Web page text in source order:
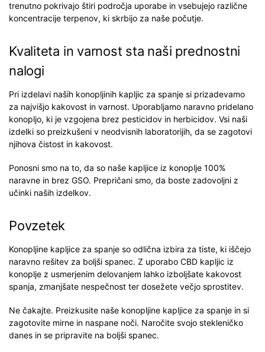
trenutno pokrivajo štiri področja uporabe in vsebujejo različne
koncentracije terpenov, ki skrbijo za naše počutje.
Kvaliteta in varnost sta naši prednostni
nalogi
Pri izdelavi naših konopljinih kapljic za spanje si prizadevamo
za najvišjo kakovost in varnost. Uporabljamo naravno pridelano
konopljo, ki je vzgojena brez pesticidov in herbicidov. Vsi naši
izdelki so preizkušeni v neodvisnih laboratorijih, da se zagotovi
njihova čistost in kakovost.
Ponosni smo na to, da so naše kapljice iz konoplje 100%
naravne in brez GSO. Prepričani smo, da boste zadovoljni z
učinki naših izdelkov.
Povzetek
Konopljine kapljice za spanje so odlična izbira za tiste, ki iščejo
naravno rešitev za boljši spanec. Z uporabo CBD kapljic iz
konoplje z usmerjenim delovanjem lahko izboljšate kakovost
spanja, zmanjšate nespečnost ter dosežete večjo sprostitev.
Ne čakajte. Preizkusite naše konopljine kapljice za spanje in si
zagotovite mirne in naspane noči. Naročite svojo stekleničko
danes in se pripravite na boljši spanec.